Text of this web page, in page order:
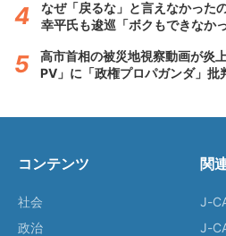
なぜ「戻るな」と言えなかっ
幸平氏も逡巡「ボクもできなか
高市首相の被災地視察動画が
PV」に「政権プロパガンダ」批
コンテンツ
社会
政治
関
J-
J-